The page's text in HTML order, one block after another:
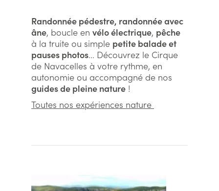
Randonnée pédestre, randonnée avec
âne, boucle en vélo électrique, pêche
à la truite ou simple petite balade et
pauses photos... Découvrez le Cirque
de Navacelles à votre rythme, en
autonomie ou accompagné de nos
guides de pleine nature !
Toutes nos expériences nature